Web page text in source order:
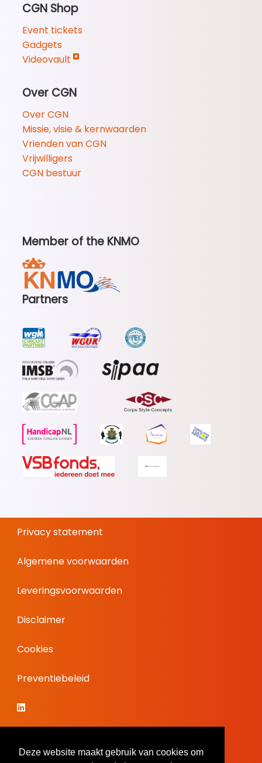
Deze website maakt gebruik van cookies om
CGN Shop
Event tickets
Gadgets
Videovault
Over CGN
Over CGN
Missie, visie & kernwaarden
Vrienden van CGN
Vrijwilligers
CGN bestuur
Member of the KNMO
Partners
Privacy statement
Algemene voorwaarden
Leveringsvoorwaarden
Disclaimer
Cookies
Preventiebeleid